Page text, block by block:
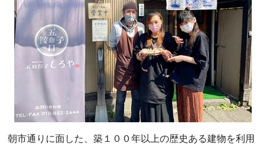
朝市通りに面した、築１００年以上の歴史ある建物を利用